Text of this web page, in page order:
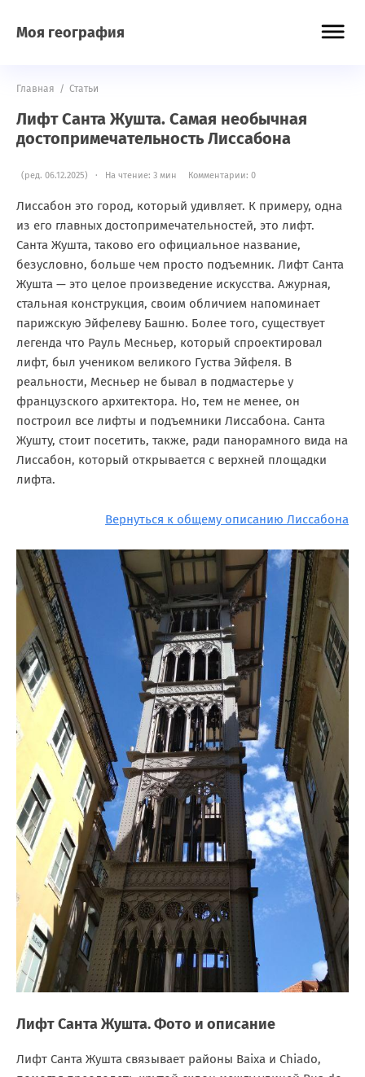
Моя география
Главная / Статьи
Лифт Санта Жушта. Самая необычная
достопримечательность Лиссабона
(ред. 06.12.2025) · На чтение: 3 мин Комментарии: 0
Лиссабон это город, который удивляет. К примеру, одна
из его главных достопримечательностей, это лифт.
Санта Жушта, таково его официальное название,
безусловно, больше чем просто подъемник. Лифт Санта
Жушта — это целое произведение искусства. Ажурная,
стальная конструкция, своим обличием напоминает
парижскую Эйфелеву Башню. Более того, существует
легенда что Рауль Месньер, который спроектировал
лифт, был учеником великого Густва Эйфеля. В
реальности, Месньер не бывал в подмастерье у
французского архитектора. Но, тем не менее, он
построил все лифты и подъемники Лиссабона. Санта
Жушту, стоит посетить, также, ради панорамного вида на
Лиссабон, который открывается с верхней площадки
лифта.
Вернуться к общему описанию Лиссабона
Лифт Санта Жушта. Фото и описание
Лифт Санта Жушта связывает районы Baixa и Chiado,